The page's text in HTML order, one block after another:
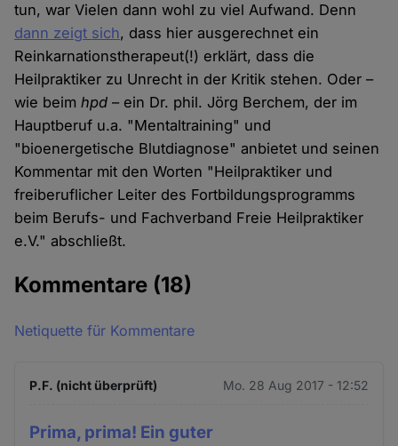
tun, war Vielen dann wohl zu viel Aufwand. Denn
dann zeigt sich, dass hier ausgerechnet ein
Reinkarnationstherapeut(!) erklärt, dass die
Heilpraktiker zu Unrecht in der Kritik stehen. Oder –
wie beimhpd – ein Dr. phil. Jörg Berchem, der im
Hauptberuf u.a. "Mentaltraining" und
"bioenergetische Blutdiagnose" anbietet und seinen
Kommentar mit den Worten "Heilpraktiker und
freiberuflicher Leiter des Fortbildungsprogramms
beim Berufs- und Fachverband Freie Heilpraktiker
e.V." abschließt.
Kommentare (18)
Netiquette für Kommentare
P.F. (nicht überprüft) Mo. 28 Aug 2017 - 12:52
Prima, prima! Ein guter